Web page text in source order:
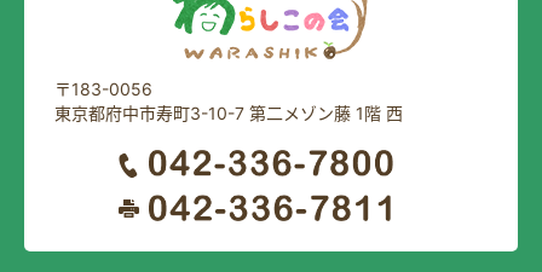
〒183-0056
東京都府中市寿町3-10-7 第二メゾン藤 1階 西